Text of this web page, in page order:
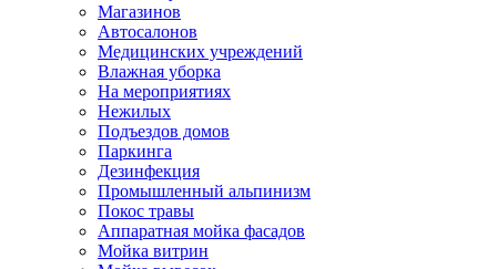
Магазинов
Автосалонов
Медицинских учреждений
Влажная уборка
На мероприятиях
Нежилых
Подъездов домов
Паркинга
Дезинфекция
Промышленный альпинизм
Покос травы
Аппаратная мойка фасадов
Мойка витрин